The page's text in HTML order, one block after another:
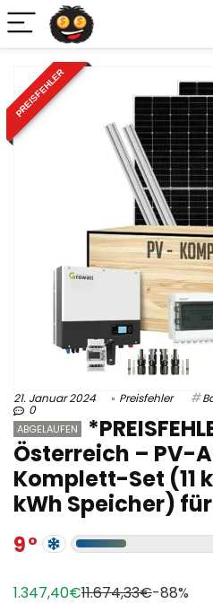
PREISFEHLER
21. Januar 2024 Preisfehler
0
ABGELAUFEN
Österreich – PV-
Komplett-Set (11
kWh Speicher)
9
1.347,40€11.674,33€-88%